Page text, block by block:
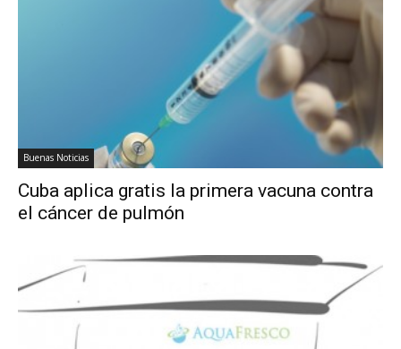
Buenas Noticias
Cuba aplica gratis la primera vacuna contra
el cáncer de pulmón